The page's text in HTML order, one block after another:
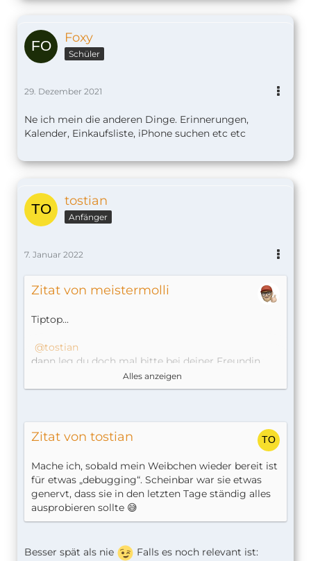
Foxy
Schüler
29. Dezember 2021
Ne ich mein die anderen Dinge. Erinnerungen,
Kalender, Einkaufsliste, iPhone suchen etc etc
tostian
Anfänger
7. Januar 2022
Zitat von meistermolli
Tiptop...
tostian
dann leg du doch mal bitte bei deiner Freundin
eine Playlist mit einfachen Namen an + mit einem
Lied das dir sofort auffällt. Umgekehrt eine neue
Dann erkennt man ja sofort, auf welchen account
Vielleicht benötigt Apple Musik ja noch eine
Freigabe bei Siri?
Bei mir war das zu beginn glaube ich Zufall, dass
Alles anzeigen
Zitat von tostian
Mache ich, sobald mein Weibchen wieder bereit ist
für etwas „debugging“. Scheinbar war sie etwas
genervt, dass sie in den letzten Tage ständig alles
ausprobieren sollte 😅
Besser spät als nie
Falls es noch relevant ist: